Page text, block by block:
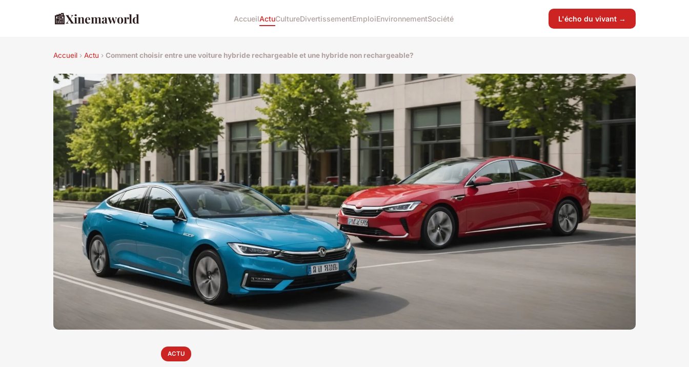
📰Xinemaworld AccueilActuCultureDivertissementEmploiEnvironnementSociété L'écho du vivant →
Accueil › Actu › Comment choisir entre une voiture hybride rechargeable et une hybride non rechargeable?
ACTU